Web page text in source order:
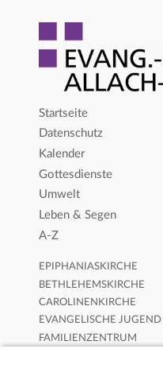
Startseite
Datenschutz
Kalender
Gottesdienste
Umwelt
Leben & Segen
A-Z
EPIPHANIASKIRCHE
BETHLEHEMSKIRCHE
CAROLINENKIRCHE
EVANGELISCHE JUGEND
FAMILIENZENTRUM